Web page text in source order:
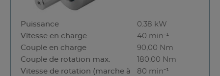
Puissance
0.38 kW
Vitesse en charge
40 min⁻¹
Couple en charge
90,00 Nm
Couple de rotation max.
180,00 Nm
Vitesse de rotation (marche à
80 min⁻¹